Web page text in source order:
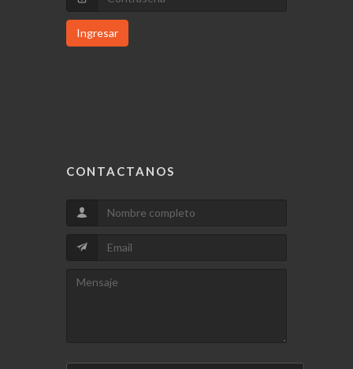
Ingresar
CONTACTANOS